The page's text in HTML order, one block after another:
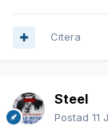
Citera
Steel
Postad 11